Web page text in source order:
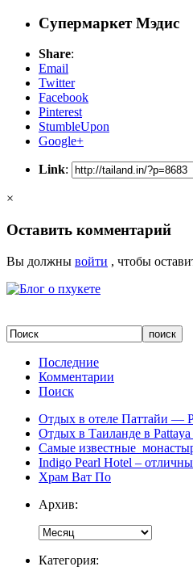
Супермаркет Мэдис
Share:
Email
Twitter
Facebook
Pinterest
StumbleUpon
Google+
Link:
×
Оставить комментарий
Вы должны войти , чтобы
Последние
Комментарии
Поиск
Отдых в отеле Паттайи —
Отдых в Таиланде в
Самые известные
Indigo Pearl Hotel –
Храм Ват По
Архив:
Категория: